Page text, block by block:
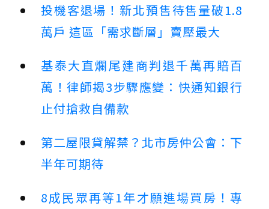
投機客退場！新北預售待售量破1.8
萬戶 這區「需求斷層」賣壓最大
基泰大直爛尾建商判退千萬再賠百
萬！律師揭3步驟應變：快通知銀行
止付搶救自備款
第二屋限貸解禁？北市房仲公會：下
半年可期待
8成民眾再等1年才願進場買房！專